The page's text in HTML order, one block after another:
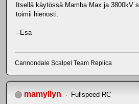
Itsellä käytössä Mamba Max ja 3800kV
toimii hienosti.
--Esa
Cannondale Scalpel Team Replica
mamyllyn Fullspeed RC